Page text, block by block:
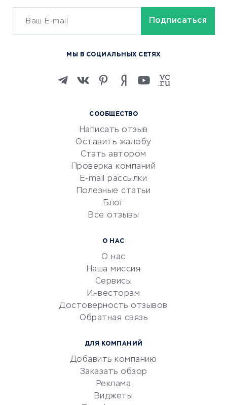
ОБУЧЕНИЕ И РАБОТА
Изучение иностранных
Маркетинг и продажи
Репетиторство
Красота и здоровье
Сервисы по поиску работы
Сетевой маркетинг
УСЛУГИ ДЛЯ БИЗНЕСА
документооборот
Юридические компании
Бухгалтерия онлайн
СООБЩЕСТВО
Написать отзыв
Оставить жалобу
Стать автором
Проверка компаний
E-mail рассылки
Полезные статьи
Блог
Все отзывы
О НАС
О нас
Наша миссия
Сервисы
Инвесторам
Достоверность отзывов
Обратная связь
ДЛЯ КОМПАНИЙ
Добавить компанию
Заказать обзор
Реклама
Виджеты
МЫ В СОЦИАЛЬНЫХ СЕТЯХ